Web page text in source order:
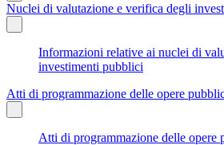
Nuclei di valutazione e verifica degli
Informazioni relative ai nuclei di
investimenti pubblici
Atti di programmazione delle opere
Atti di programmazione delle opere